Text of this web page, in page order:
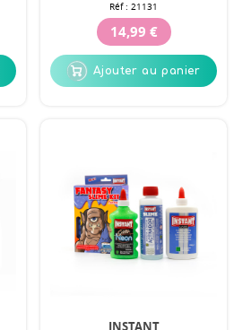
Réf : 21131
14,99 €
Ajouter au panier
INSTANT